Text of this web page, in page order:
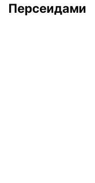
Персеидами